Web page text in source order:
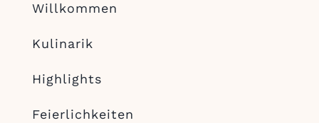
Willkommen
Kulinarik
Highlights
Feierlichkeiten